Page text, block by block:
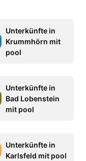
Unterkünfte in
Krummhörn mit
pool
Unterkünfte in
Bad Lobenstein
mit pool
Unterkünfte in
Karlsfeld mit pool